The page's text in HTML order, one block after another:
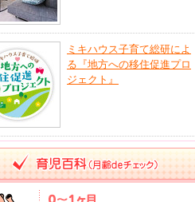
ミキハウス子育て総研によ
る『地方への移住促進プロ
ジェクト』